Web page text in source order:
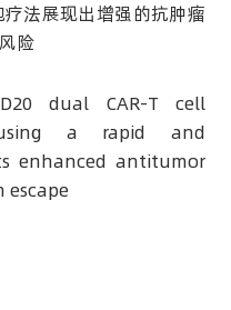
法展现出增强的抗肿瘤
险
dual CAR-T cell
a rapid and
enhanced antitumor
escape